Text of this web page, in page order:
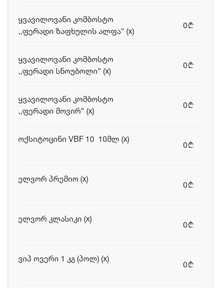
ყვავილოვანი კომბოსტო
,,ფერადი ზაფხულის ალფა“ (x)
0b
ყვავილოვანი კომბოსტო
,,ფერადი სნოუბოლი“ (x)
0b
ყვავილოვანი კომბოსტო
,,ფერადი მოვირ“ (x)
0b
ოქსიტოცინი VBF 10 10მლ (x)
0b
ელვორ პრემიო (x)
0b
ელვორ კლასიკი (x)
0b
ვიპ ოვერი 1 კგ (პოლ) (x)
0b